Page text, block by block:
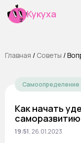
Кукуха
Главная / Cоветы /
Самоопределение
Как начать
19:51,26.01.2023